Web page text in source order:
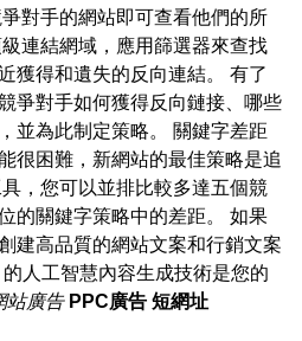
對手的網站即可查看他們的所
連結網域，應用篩選器來查找
獲得和遺失的反向連結。 有了
爭對手如何獲得反向鏈接、哪些
並為此制定策略。 關鍵字差距
很困難，新網站的最佳策略是追
，您可以並排比較多達五個競
的關鍵字策略中的差距。 如果
建高品質的網站文案和行銷文案
人工智慧內容生成技術是您的
站廣告 PPC廣告 短網址